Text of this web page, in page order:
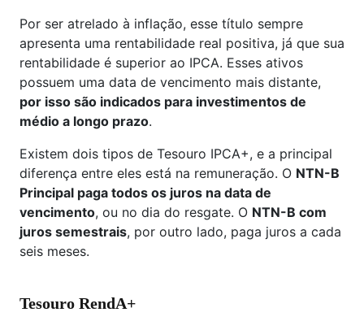
Por ser atrelado à inflação, esse título sempre
apresenta uma rentabilidade real positiva, já que sua
rentabilidade é superior ao IPCA. Esses ativos
possuem uma data de vencimento mais distante,
por isso são indicados para investimentos de
médio a longo prazo.
Existem dois tipos de Tesouro IPCA+, e a principal
diferença entre eles está na remuneração. O NTN-B
Principal paga todos os juros na data de
vencimento, ou no dia do resgate. O NTN-B com
juros semestrais, por outro lado, paga juros a cada
seis meses.
Tesouro RendA+